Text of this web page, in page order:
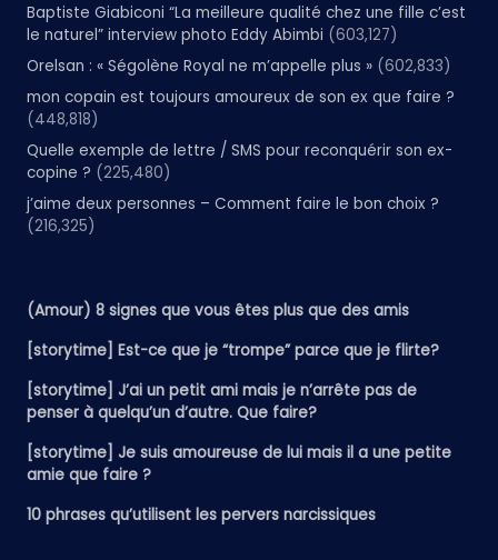
Baptiste Giabiconi “La meilleure qualité chez une fille c’est
le naturel” interview photo Eddy Abimbi (603,127)
Orelsan : « Ségolène Royal ne m’appelle plus » (602,833)
mon copain est toujours amoureux de son ex que faire ?
(448,818)
Quelle exemple de lettre / SMS pour reconquérir son ex-
copine ? (225,480)
j’aime deux personnes – Comment faire le bon choix ?
(216,325)
(Amour) 8 signes que vous êtes plus que des amis
[storytime] Est-ce que je “trompe” parce que je flirte?
[storytime] J’ai un petit ami mais je n’arrête pas de
penser à quelqu’un d’autre. Que faire?
[storytime] Je suis amoureuse de lui mais il a une petite
amie que faire ?
10 phrases qu’utilisent les pervers narcissiques